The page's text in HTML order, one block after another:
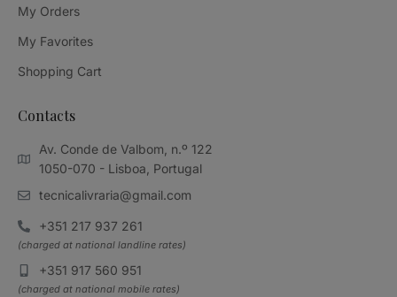
My Orders
My Favorites
Shopping Cart
Contacts
Av. Conde de Valbom, n.º 122
1050-070 - Lisboa, Portugal
tecnicalivraria@gmail.com
+351 217 937 261
(charged at national landline rates)
+351 917 560 951
(charged at national mobile rates)